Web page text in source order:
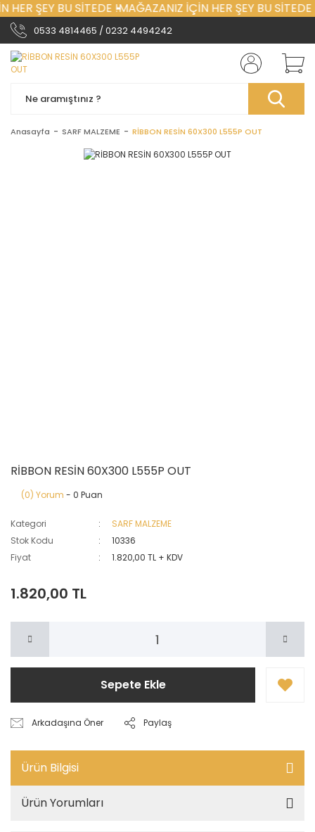
HER ŞEY BU SİTEDE !MAĞAZANIZ İÇİN HER ŞEY BU SİTEDE
0533 4814465 / 0232 4494242
Anasayfa SARF MALZEME RİBBON RESİN 60X300 L555P OUT
RİBBON RESİN 60X300 L555P OUT
(0) Yorum - 0 Puan
Kategori
SARF MALZEME
Stok Kodu
10336
Fiyat
1.820,00 TL + KDV
1.820,00 TL
Sepete Ekle
Arkadaşına Öner Paylaş
Ürün Bilgisi
Ürün Yorumları